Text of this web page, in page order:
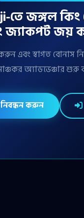
তে জঙ্গল
জ্যাকপট জয়
এবং স্বাগত বোনাস
অ্যাডভেঞ্চার শুরু
করুন